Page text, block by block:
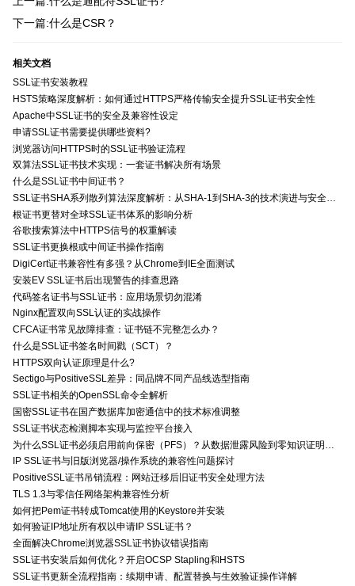
下一篇:什么是CSR？
相关文档
SSL证书安装教程
HSTS策略深度解析：如何通过HTTPS严格传输安全提升SSL证书安全性
Apache中SSL证书的安全及兼容性设定
申请SSL证书需要提供哪些资料?
浏览器访问HTTPS时的SSL证书验证流程
双算法SSL证书技术实现：一套证书解决所有场景
什么是SSL证书中间证书？
SSL证书SHA系列散列算法深度解析：从SHA-1到SHA-3的技术演进与安全特性
根证书更替对全球SSL证书体系的影响分析
谷歌搜索算法中HTTPS信号的权重解读
SSL证书更换根或中间证书操作指南
DigiCert证书兼容性有多强？从Chrome到IE全面测试
安装EV SSL证书后出现警告的排查思路
代码签名证书与SSL证书：应用场景切勿混淆
Nginx配置双向SSL认证的实战操作
CFCA证书常见故障排查：证书链不完整怎么办？
什么是SSL证书签名时间戳（SCT）？
HTTPS双向认证原理是什么?
Sectigo与PositiveSSL差异：同品牌不同产品线选型指南
SSL证书相关的OpenSSL命令全解析
国密SSL证书在国产数据库加密通信中的技术标准调整
SSL证书状态检测脚本实现与监控平台接入
IP SSL证书与旧版浏览器/操作系统的兼容性问题探讨
PositiveSSL证书吊销流程：网站迁移后旧证书安全处理方法
TLS 1.3与零信任网络架构兼容性分析
如何把Pem证书转成Tomcat使用的Keystore并安装
如何验证IP地址所有权以申请IP SSL证书？
全面解决Chrome浏览器SSL证书协议错误指南
SSL证书安装后如何优化？开启OCSP Stapling和HSTS
SSL证书更新全流程指南：续期申请、配置替换与生效验证操作详解